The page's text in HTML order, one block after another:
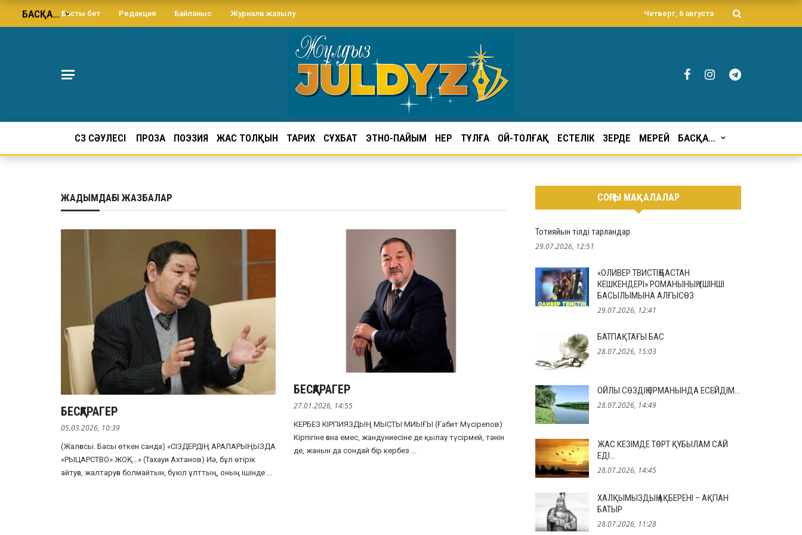
Басты бет Редакция Байланыс Журналға жазылу Четверг, 6 августа
СӨЗ СӘУЛЕСІ ПРОЗА ПОЭЗИЯ ЖАС ТОЛҚЫН ТАРИХ СҰХБАТ ЭТНО-ПАЙЫМ ӨНЕР ТҰЛҒА ОЙ-ТОЛҒАҚ ЕСТЕЛІК ЗЕРДЕ МЕРЕЙ БАСҚА…
БАСҚА…
ЖАДЫМДАҒЫ ЖАЗБАЛАР
БЕСҚАРАГЕР
05.03.2026, 10:39
(Жалғасы. Басы өткен санда) «СІЗДЕРДІҢ АРАЛАРЫҢЫЗДА
«РЫЦАРСТВО» ЖОҚ…» (Тахауи Ахтанов) Иә, бұл өтірік
айтуға, жалтаруға болмайтын, бүкіл ұлттың, оның ішінде ...
БЕСҚАРАГЕР
27.01.2026, 14:55
КЕРБЕЗ КІРПИЯЗДЫҢ МЫСТЫ МИЫҒЫ (Ғабит Мүсірепов)
Кірпігіне ғана емес, жандүниесіне де қылау түсірмей, тәнін
де, жанын да сондай бір кербез ...
СОҢҒЫ МАҚАЛАЛАР
Тотияйын тілді тарландар
29.07.2026, 12:51
«ОЛИВЕР ТВИСТІҢ БАСТАН
КЕШКЕНДЕРІ» РОМАНЫНЫҢ ҮШІНШІ
БАСЫЛЫМЫНА АЛҒЫСӨЗ
29.07.2026, 12:41
БАТПАҚТАҒЫ БАС
28.07.2026, 15:03
ОЙЛЫ СӨЗДІҢ ОРМАНЫНДА ЕСЕЙДІМ…
28.07.2026, 14:49
ЖАС КЕЗІМДЕ ТӨРТ ҚҰБЫЛАМ САЙ
ЕДІ…
28.07.2026, 14:45
ХАЛҚЫМЫЗДЫҢ АҚБЕРЕНІ – АҚПАН
БАТЫР
28.07.2026, 11:28